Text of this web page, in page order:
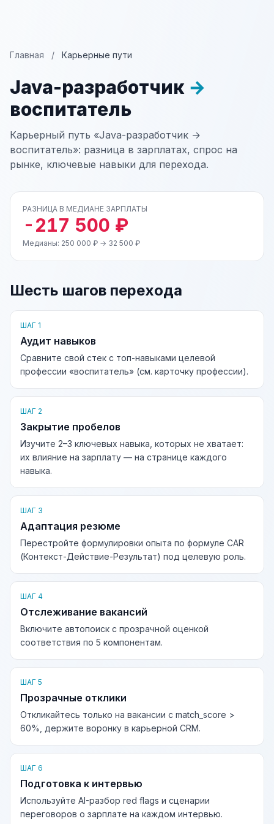
Главная / Карьерные пути
Java-разработчик →
воспитатель
Карьерный путь «Java-разработчик →
воспитатель»: разница в зарплатах, спрос на
рынке, ключевые навыки для перехода.
РАЗНИЦА В МЕДИАНЕ ЗАРПЛАТЫ
-217 500 ₽
Медианы: 250 000 ₽ → 32 500 ₽
Шесть шагов перехода
ШАГ 1
Аудит навыков
Сравните свой стек с топ-навыками целевой
профессии «воспитатель» (см. карточку профессии).
ШАГ 2
Закрытие пробелов
Изучите 2–3 ключевых навыка, которых не хватает:
их влияние на зарплату — на странице каждого
навыка.
ШАГ 3
Адаптация резюме
Перестройте формулировки опыта по формуле CAR
(Контекст-Действие-Результат) под целевую роль.
ШАГ 4
Отслеживание вакансий
Включите автопоиск с прозрачной оценкой
соответствия по 5 компонентам.
ШАГ 5
Прозрачные отклики
Откликайтесь только на вакансии с match_score >
60%, держите воронку в карьерной CRM.
ШАГ 6
Подготовка к интервью
Используйте AI-разбор red flags и сценарии
переговоров о зарплате на каждом интервью.